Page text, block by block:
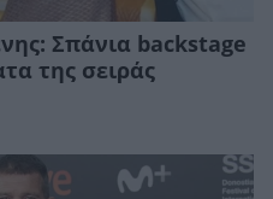
Σπάνια backstage
της σειράς